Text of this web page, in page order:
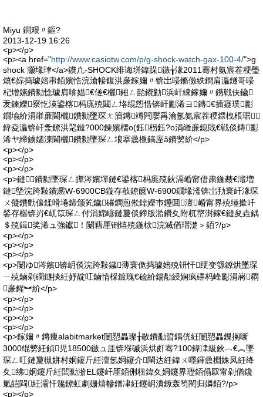
Miyu 鐧艰〃鏂?
2013-12-19 16:26
<p></p>
<p><a href="http://www.casiotw.com/p/g-shock-watch-gax-100-4/">g
shock 灏堟珒</a>鐨凣-SHOCK绯诲垪鍏跺鏃╁湪2011骞村氨宸茬稉璺
熴€婃捣璩婄帇銆嬪悎浣滄帹鍑洪亷鎵嬭〃锛岀暥鏅傚紩鐧肩灜鐩哥暥
杞熷嫊鐨勬惗璩肩啽娼€傞€欐鎺ㄥ嚭鐨勭浜屽綀鎵嬭〃鎸戦伕鐬
叐鍊嬫寮忔渶鍙楁杩庣殑閮ㄥ垎绲愬悎锛屽彲浠ヨ鏄€插寲璞彲
鐗堬紒涓嶉亷閫欐鐨勬墜琛ㄤ篃鏄竴闁嬮爯瀹氬氨宸茬稉鍡栧棖琚▊
鍏夌灜锛屽洜鐐洪毣鏈?000鍊嬪槢o(鈺枴鈺?o涓嶉亷鎴戝€戦倓鏄彲
浠ヤ締鐪嬬湅閫欐鐨勬墜琛ㄥ埌搴曟槸鎬庢ǎ鐨勶紒</p>
<p></p>
<p></p>
<p></p>
<p>鏈鐨勬墜琛ㄥ皣涔嬪墠鏈€鍙楁杩庣殑鈥滆崏甯借粛鍦樷€濈増
鏈墍浣跨敤鐨凞W-6900CB鏇存敼鐐篋W-6900鐗堟湰锛岀劧寰屽湪琛
ㄨ儗鐨勯儴鍒嗗埢鍗颁笂鐬磪鐧煎倯鍏嬫巿鑸囬澶崏甯界殑缍撳吀
鍫存櫙锛岃€屼笖琛ㄥ付涓婂嵃鏈夐倓鍗版湁鑽夊附杌嶅湗鎵€鏈夋垚鍝
＄殑鍓奖浠ュ強钀！闄藉厜铏熺殑鍦栨浣滅偤瑁濋＞銆?/p>
<p></p>
<p></p>
<p></p>
<p>闄ゆ涔嬪锛岄倓浣跨敤鐬薄寰佹捣璩婄殑钘忓绠变綔鐐烘墜琛
ㄧ殑鏀剁磵鐩掞紝妤靛叿鏀惰棌鍍瑰€硷紒鍚勪綅娴疯硦杩峰彲涓嶈閷
亷鍟︼紒</p>
<p></p>
<p></p>
<p></p>
<p></p>
<p>鎵嬭〃鏄痩alabitmarket闄愬畾璨╁敭鐨勫晢鍝侊紝闄愬畾鏁搁噺
3000绲勶紝鍞児18500鏃ュ厓锛堢磩浜烘皯骞?100鍏冿級鈥︹€︽墜
琛ㄥ叿鏈夐槻姘村姛鑳斤紝澶氬姛鑳介閳达紝鍏ㄨ嚜鍕曟棩姝凤紝绛
夊绋姛鑳斤紝閭勬湁EL鑳屽厜銆侀杻鍏夊姛鑳界瓑銆傝叞甯剁偤鑱
氭皑閰紝灞忓箷鐐虹劇姗熺幓鐠冿紝鑳岄潰鐐轰笉閵归嫾銆?/p>
<p></p>